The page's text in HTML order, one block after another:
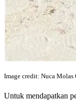
Image credit: Nuca Molas
Untuk mendapatkan